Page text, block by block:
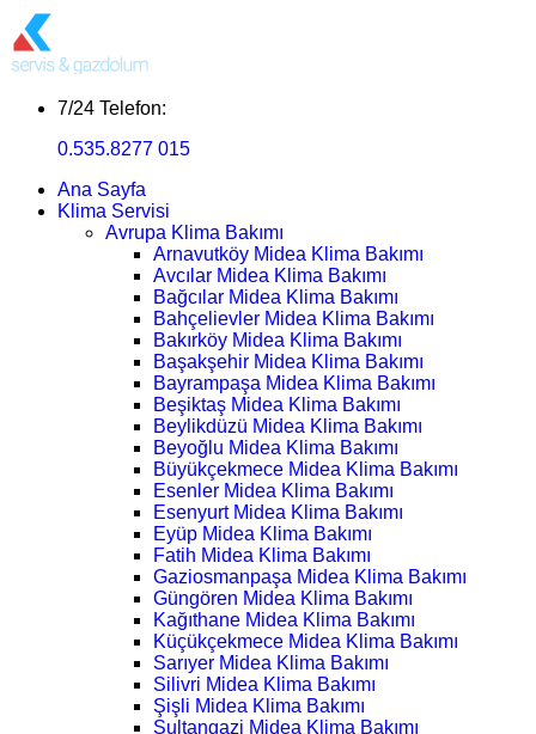
7/24 Telefon:
0.535.8277 015
Ana Sayfa
Klima Servisi
Avrupa Klima Bakımı
Arnavutköy Midea Klima Bakımı
Avcılar Midea Klima Bakımı
Bağcılar Midea Klima Bakımı
Bahçelievler Midea Klima Bakımı
Bakırköy Midea Klima Bakımı
Başakşehir Midea Klima Bakımı
Bayrampaşa Midea Klima Bakımı
Beşiktaş Midea Klima Bakımı
Beylikdüzü Midea Klima Bakımı
Beyoğlu Midea Klima Bakımı
Büyükçekmece Midea Klima Bakımı
Esenler Midea Klima Bakımı
Esenyurt Midea Klima Bakımı
Eyüp Midea Klima Bakımı
Fatih Midea Klima Bakımı
Gaziosmanpaşa Midea Klima Bakımı
Güngören Midea Klima Bakımı
Kağıthane Midea Klima Bakımı
Küçükçekmece Midea Klima Bakımı
Sarıyer Midea Klima Bakımı
Silivri Midea Klima Bakımı
Şişli Midea Klima Bakımı
Sultangazi Midea Klima Bakımı